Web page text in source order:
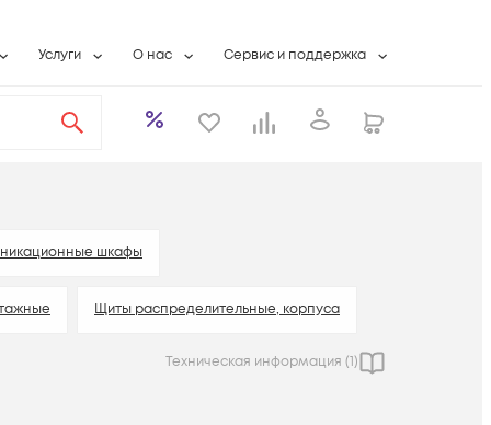
Услуги
Системная интеграция
О нас
Контактная информация
Новости
Сервис и поддержка
Контакты сервисных центров
шкафы
Щиты распределительные, корпуса
Техническая информация (1)